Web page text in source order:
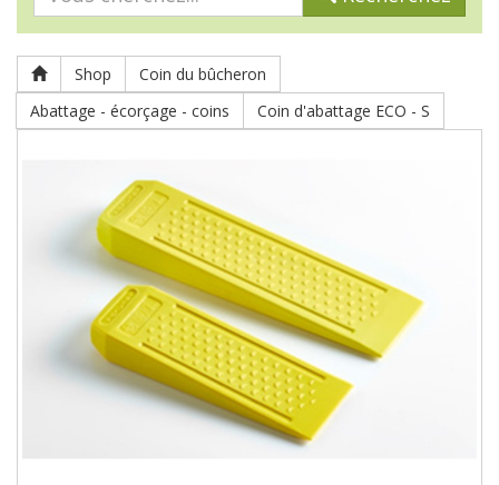
Shop
Coin du bûcheron
Abattage - écorçage - coins
Coin d'abattage ECO - S